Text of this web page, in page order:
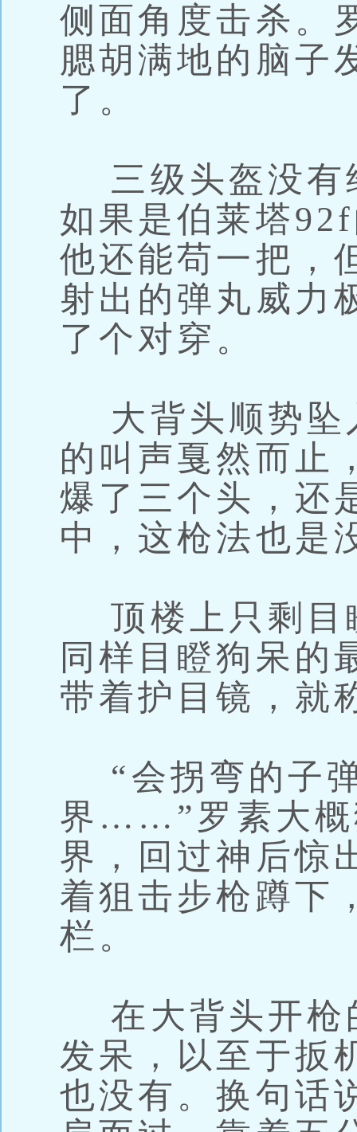
侧面角度击杀。
腮胡满地的脑子
了。
三级头盔没有
如果是伯莱塔
他还能苟一把，
射出的弹丸威力
了个对穿。
大背头顺势坠
的叫声戛然而止
爆了三个头，还
中，这枪法也是
顶楼上只剩目
同样目瞪狗呆的
带着护目镜，就
“会拐弯的子
界……”罗素大概
界，回过神后惊
着狙击步枪蹲下
栏。
在大背头开枪
发呆，以至于扳
也没有。换句话